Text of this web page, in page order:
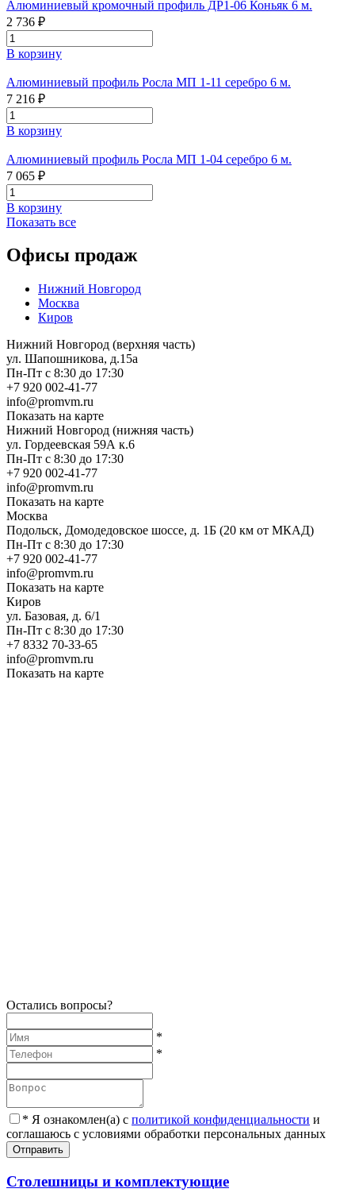
Алюминиевый кромочный профиль ДР1-06 Коньяк 6 м.
2 736 ₽
В корзину
Алюминиевый профиль Росла МП 1-11 серебро 6 м.
7 216 ₽
В корзину
Алюминиевый профиль Росла МП 1-04 серебро 6 м.
7 065 ₽
В корзину
Показать все
Офисы продаж
Нижний Новгород
Москва
Киров
Нижний Новгород (верхняя часть)
ул. Шапошникова, д.15а
Пн-Пт с 8:30 до 17:30
+7 920 002-41-77
info@promvm.ru
Показать на карте
Нижний Новгород (нижняя часть)
ул. Гордеевская 59А к.6
Пн-Пт с 8:30 до 17:30
+7 920 002-41-77
info@promvm.ru
Показать на карте
Москва
Подольск, Домодедовское шоссе, д. 1Б (20 км от МКАД)
Пн-Пт с 8:30 до 17:30
+7 920 002-41-77
info@promvm.ru
Показать на карте
Киров
ул. Базовая, д. 6/1
Пн-Пт с 8:30 до 17:30
+7 8332 70-33-65
info@promvm.ru
Показать на карте
Остались вопросы?
*
*
* Я ознакомлен(а) с политикой конфиденциальности и
соглашаюсь с условиями обработки персональных данных
Отправить
Столешницы и комплектующие